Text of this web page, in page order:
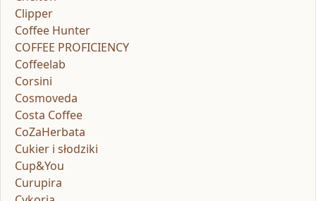
Clipper
Coffee Hunter
COFFEE PROFICIENCY
Coffeelab
Corsini
Cosmoveda
Costa Coffee
CoZaHerbata
Cukier i słodziki
Cup&You
Curupira